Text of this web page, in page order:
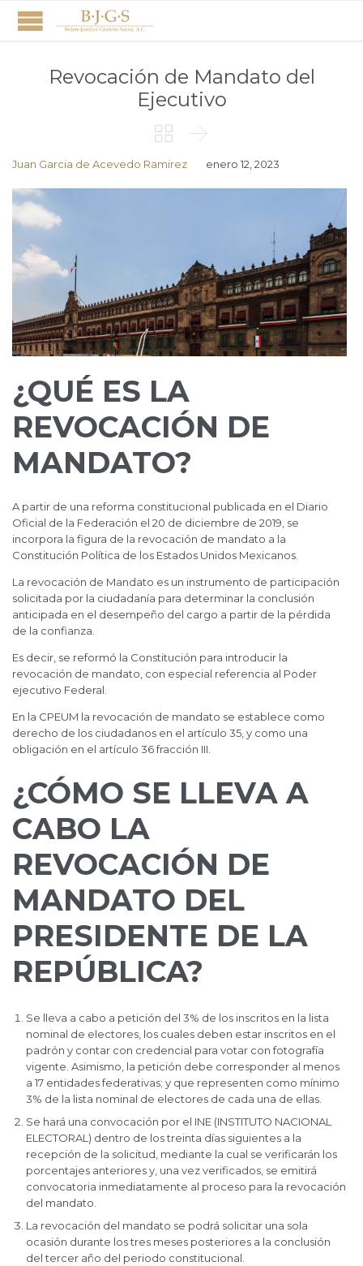
Revocación de Mandato del
Ejecutivo
 
Juan Garcia de Acevedo Ramirez enero 12, 2023
¿QUÉ ES LA
REVOCACIÓN DE
MANDATO?
A partir de una reforma constitucional publicada en el Diario
Oficial de la Federación el 20 de diciembre de 2019, se
incorpora la figura de la revocación de mandato a la
Constitución Política de los Estados Unidos Mexicanos.
La revocación de Mandato es un instrumento de participación
solicitada por la ciudadanía para determinar la conclusión
anticipada en el desempeño del cargo a partir de la pérdida
de la confianza.
Es decir, se reformó la Constitución para introducir la
revocación de mandato, con especial referencia al Poder
ejecutivo Federal.
En la CPEUM la revocación de mandato se establece como
derecho de los ciudadanos en el artículo 35, y como una
obligación en el artículo 36 fracción III.
¿CÓMO SE LLEVA A
CABO LA
REVOCACIÓN DE
MANDATO DEL
PRESIDENTE DE LA
REPÚBLICA?
Se lleva a cabo a petición del 3% de los inscritos en la lista
nominal de electores, los cuales deben estar inscritos en el
padrón y contar con credencial para votar con fotografía
vigente. Asimismo, la petición debe corresponder al menos
a 17 entidades federativas; y que representen como mínimo
3% de la lista nominal de electores de cada una de ellas.
Se hará una convocación por el INE (INSTITUTO NACIONAL
ELECTORAL) dentro de los treinta días siguientes a la
recepción de la solicitud, mediante la cual se verificarán los
porcentajes anteriores y, una vez verificados, se emitirá
convocatoria inmediatamente al proceso para la revocación
del mandato.
La revocación del mandato se podrá solicitar una sola
ocasión durante los tres meses posteriores a la conclusión
del tercer año del periodo constitucional.